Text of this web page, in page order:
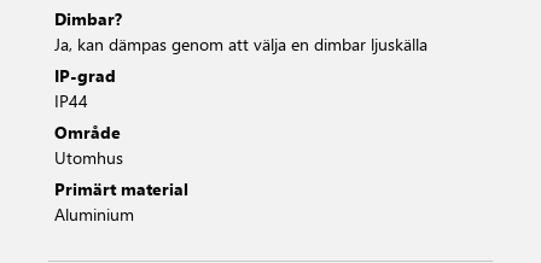
Dimbar?
Ja, kan dämpas genom att välja en dimbar ljuskälla
IP-grad
IP44
Område
Utomhus
Primärt material
Aluminium